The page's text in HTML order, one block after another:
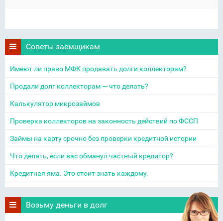
Советы заемщикам
Имеют ли право МФК продавать долги коллекторам?
Продали долг коллекторам — что делать?
Калькулятор микрозаймов
Проверка коллекторов на законность действий по ФССП
Займы на карту срочно без проверки кредитной истории
Что делать, если вас обманул частный кредитор?
Кредитная яма. Это стоит знать каждому.
Возьму деньги в долг